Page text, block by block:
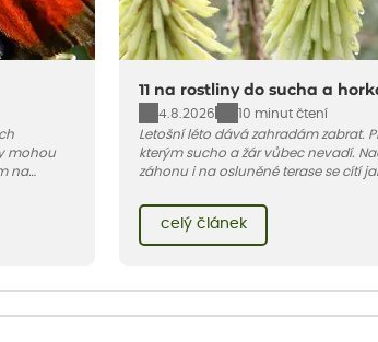
mohou
na
11 na rostliny do sucha a
4.8.2026
10 minut čtení
Letošní léto dává zahradám zabrat.
kterým sucho a žár vůbec nevadí.
záhonu i na osluněné terase se cítí
léto bez pravidelné zálivky. Pojďme
celý článek